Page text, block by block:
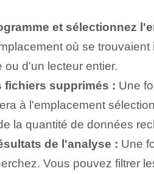
et sélectionnez
où se
ou d'un lecteur entier.
fichiers supprimés : Une
à l'emplacement
la quantité de données
de l'analyse : Une
Vous pouvez filtrer